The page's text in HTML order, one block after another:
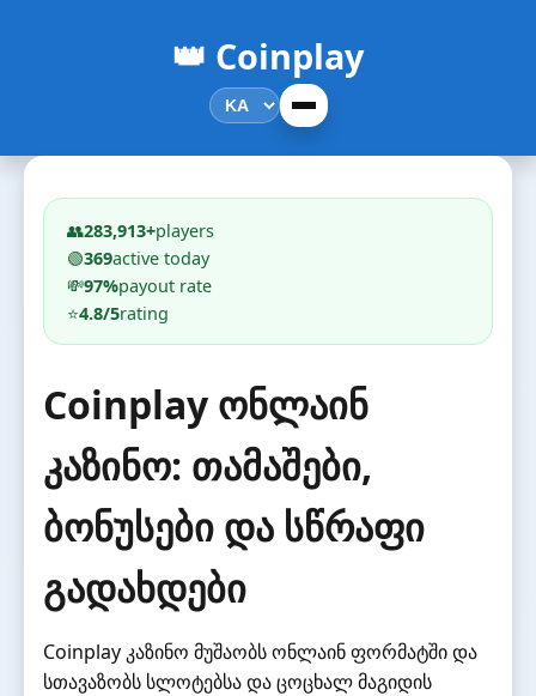
👑 Coinplay
👥283,913+players
🟢369active today
💸97%payout rate
⭐4.8/5rating
Coinplay ონლაინ
კაზინო: თამაშები,
ბონუსები და სწრაფი
გადახდები
Coinplay კაზინო მუშაობს ონლაინ ფორმატში და
სთავაზობს სლოტებსა და ცოცხალ მაგიდის